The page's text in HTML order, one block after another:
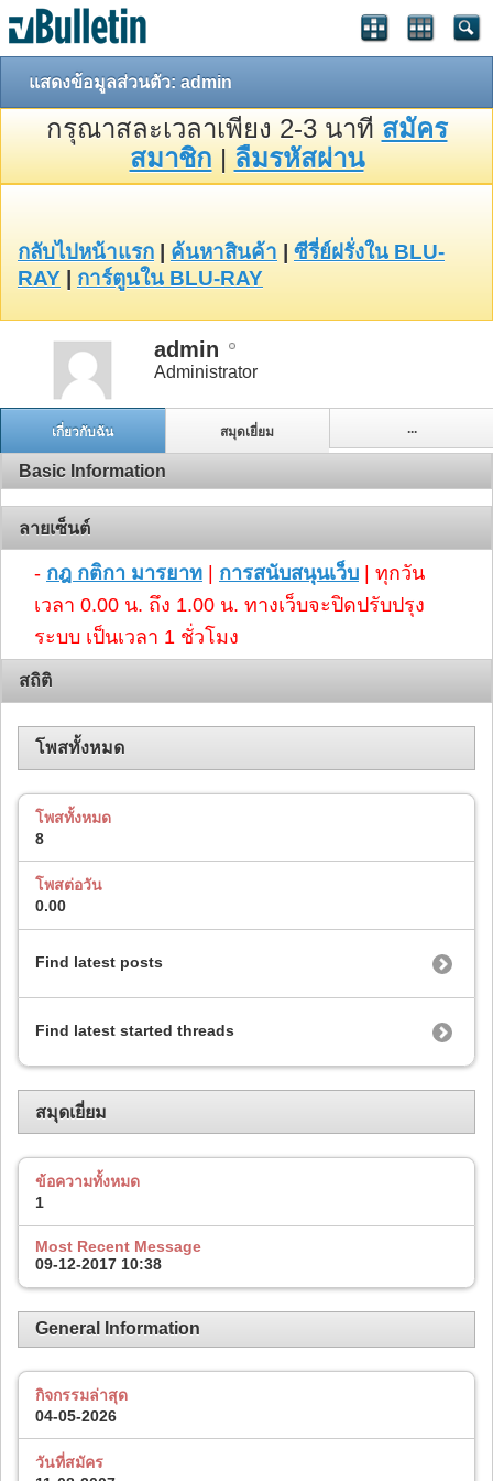
แสดงข้อมูลส่วนตัว: admin
กรุณาสละเวลาเพียง 2-3 นาที สมัคร
สมาชิก | ลืมรหัสผ่าน
กลับไปหน้าแรก ค้นหาสินค้า
ซีรี่ย์ฝรั่งใน BLU-
RAY
การ์ตูนใน BLU-RAY
admin
Administrator
เกี่ยวกับฉัน สมุดเยี่ยม ...
Basic Information
ลายเซ็นต์
- กฎ กติกา มารยาท การสนับสนุนเว็บ | ทุกวัน
เวลา 0.00 น. ถึง 1.00 น. ทางเว็บจะปิดปรับปรุง
ระบบ เป็นเวลา 1 ชั่วโมง
สถิติ
โพสทั้งหมด
โพสทั้งหมด
8
โพสต่อวัน
0.00
Find latest posts
Find latest started threads
สมุดเยี่ยม
ข้อความทั้งหมด
1
Most Recent Message
09-12-2017 10:38
General Information
กิจกรรมล่าสุด
04-05-2026
วันที่สมัคร